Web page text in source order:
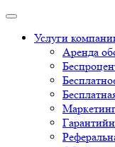
Услуги
Аренда